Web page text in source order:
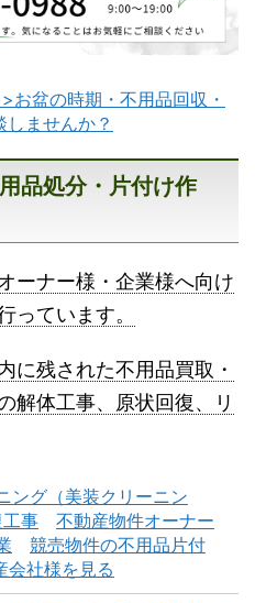
長万部町不用品回収
古平町不用品回収
京極町不用品回収
お盆の時期・不用品回収・
ませんか？
品処分・片付け作
ーナー様・企業様へ向け
っています。
に残された不用品買取・
解体工事、原状回復、リ
ング（美装クリーニン
事
不動産物件オーナー
競売物件の不用品片付
会社様を見る